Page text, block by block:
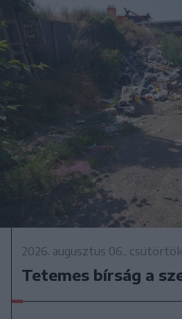
2026. augusztus 06., csütörtök
Tetemes bírság a